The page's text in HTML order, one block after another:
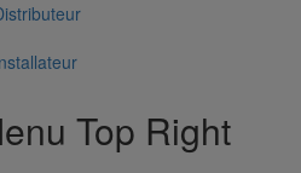
Top Right
les exigences de sécurité